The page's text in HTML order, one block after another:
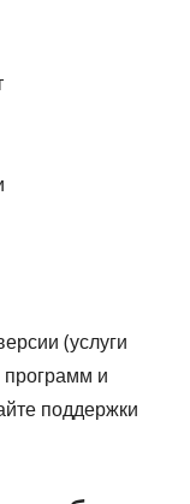
(услуги
программ и
поддержки